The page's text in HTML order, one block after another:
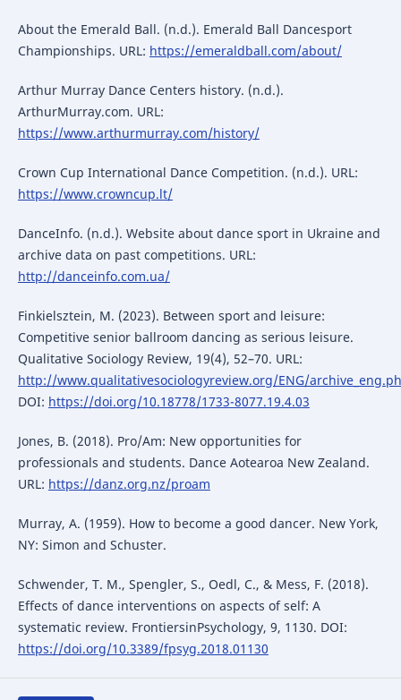
About the Emerald Ball. (n.d.). Emerald Ball Dancesport
Championships. URL: https://emeraldball.com/about/
Arthur Murray Dance Centers history. (n.d.).
ArthurMurray.com. URL:
https://www.arthurmurray.com/history/
Crown Cup International Dance Competition. (n.d.). URL:
https://www.crowncup.lt/
DanceInfo. (n.d.). Website about dance sport in Ukraine and
archive data on past competitions. URL:
http://danceinfo.com.ua/
Finkielsztein, M. (2023). Between sport and leisure:
Competitive senior ballroom dancing as serious leisure.
Qualitative Sociology Review, 19(4), 52–70. URL:
http://www.qualitativesociologyreview.org/ENG/
DOI: https://doi.org/10.18778/1733-8077.19.4.03
Jones, B. (2018). Pro/Am: New opportunities for
professionals and students. Dance Aotearoa New Zealand.
URL: https://danz.org.nz/proam
Murray, A. (1959). How to become a good dancer. New York,
NY: Simon and Schuster.
Schwender, T. M., Spengler, S., Oedl, C., & Mess, F. (2018).
Effects of dance interventions on aspects of self: A
systematic review. FrontiersinPsychology, 9, 1130. DOI:
https://doi.org/10.3389/fpsyg.2018.01130